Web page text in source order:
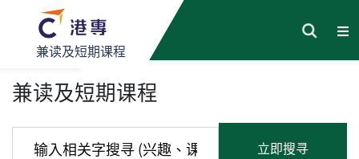
兼读及短期课程
兼读及短期课程
立即搜寻